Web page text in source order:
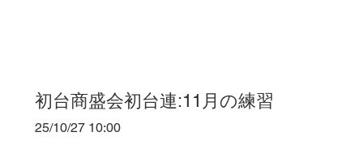
初台商盛会初台連:11月の練習
25/10/27 10:00